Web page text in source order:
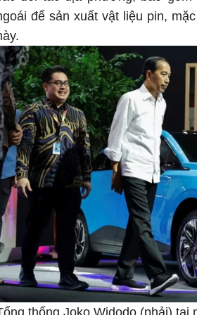
để sản xuất vật liệu pin,